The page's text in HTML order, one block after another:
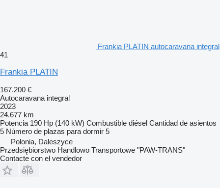
Frankia PLATIN autocaravana integral
41
Frankia PLATIN
167.200 €
Autocaravana integral
2023
24.677 km
Potencia 190 Hp (140 kW) Combustible diésel Cantidad de asientos
5 Número de plazas para dormir 5
Polonia, Daleszyce
Przedsiębiorstwo Handlowo Transportowe "PAW-TRANS"
Contacte con el vendedor